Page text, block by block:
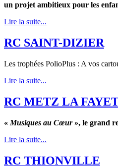
un projet ambitieux pour les
Lire la suite...
RC SAINT-DIZIER
Les trophées PolioPlus : A vos
Lire la suite...
RC METZ LA
« Musiques au Cœur», le grand
Lire la suite...
RC THIONVILLE